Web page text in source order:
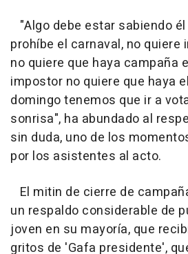
"Algo debe estar sabiendo
prohíbe el carnaval, no quiere
no quiere que haya campaña
impostor no quiere que haya
domingo tenemos que ir a
sonrisa", ha abundado al
sin duda, uno de los
por los asistentes al acto.
El mitin de cierre de
un respaldo considerable de
joven en su mayoría, que
gritos de 'Gafa presidente',